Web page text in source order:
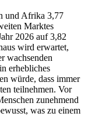
und Afrika 3,77
Marktes
2026 auf 3,82
wird erwartet,
wachsenden
erhebliches
würde, dass immer
teilnehmen. Vor
zunehmend
was zu einem